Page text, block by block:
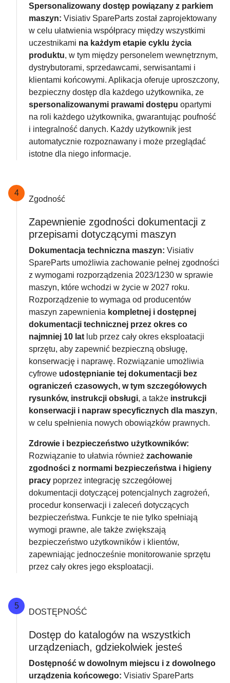
Spersonalizowany dostęp powiązany z parkiem
maszyn: Visiativ SpareParts został zaprojektowany
w celu ułatwienia współpracy między wszystkimi
uczestnikami na każdym etapie cyklu życia
produktu, w tym między personelem wewnętrznym,
dystrybutorami, sprzedawcami, serwisantami i
klientami końcowymi. Aplikacja oferuje uproszczony,
bezpieczny dostęp dla każdego użytkownika, ze
spersonalizowanymi prawami dostępu opartymi
na roli każdego użytkownika, gwarantując poufność
i integralność danych. Każdy użytkownik jest
automatycznie rozpoznawany i może przeglądać
istotne dla niego informacje.
4
Zgodność
Zapewnienie zgodności dokumentacji z
przepisami dotyczącymi maszyn
Dokumentacja techniczna maszyn: Visiativ
SpareParts umożliwia zachowanie pełnej zgodności
z wymogami rozporządzenia 2023/1230 w sprawie
maszyn, które wchodzi w życie w 2027 roku.
Rozporządzenie to wymaga od producentów
maszyn zapewnienia kompletnej i dostępnej
dokumentacji technicznej przez okres co
najmniej 10 lat lub przez cały okres eksploatacji
sprzętu, aby zapewnić bezpieczną obsługę,
konserwację i naprawę. Rozwiązanie umożliwia
cyfrowe udostępnianie tej dokumentacji bez
ograniczeń czasowych, w tym szczegółowych
rysunków, instrukcji obsługi, a także instrukcji
konserwacji i napraw specyficznych dla maszyn,
w celu spełnienia nowych obowiązków prawnych.
Zdrowie i bezpieczeństwo użytkowników:
Rozwiązanie to ułatwia również zachowanie
zgodności z normami bezpieczeństwa i higieny
pracy poprzez integrację szczegółowej
dokumentacji dotyczącej potencjalnych zagrożeń,
procedur konserwacji i zaleceń dotyczących
bezpieczeństwa. Funkcje te nie tylko spełniają
wymogi prawne, ale także zwiększają
bezpieczeństwo użytkowników i klientów,
zapewniając jednocześnie monitorowanie sprzętu
przez cały okres jego eksploatacji.
DOSTĘPNOŚĆ
Dostęp do katalogów na wszystkich
urządzeniach, gdziekolwiek jesteś
Dostępność w dowolnym miejscu i z dowolnego
urządzenia końcowego: Visiativ SpareParts
5